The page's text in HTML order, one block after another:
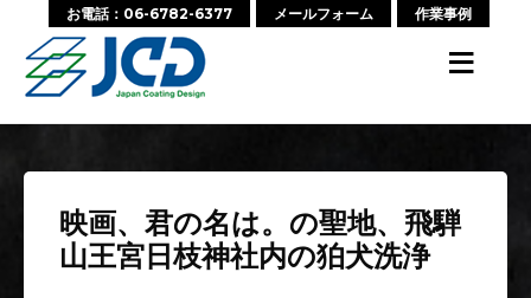
お電話：06-6782-6377 メールフォーム 作業事例
≡
映画、君の名は。の聖地、飛騨
山王宮日枝神社内の狛犬洗浄